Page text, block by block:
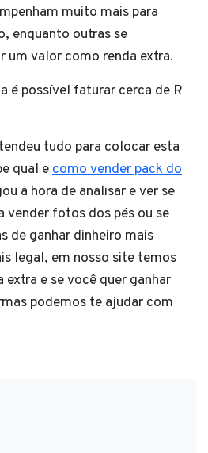
muito mais para
enquanto outras se
um valor como renda extra.
é possível faturar cerca de R
tudo para colocar esta
qual e como vender pack do
a hora de analisar e ver se
vender fotos dos pés ou se
de ganhar dinheiro mais
legal, em nosso site temos
extra e se você quer ganhar
podemos te ajudar com